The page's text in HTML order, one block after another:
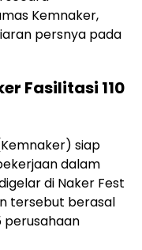
Kemnaker,
persnya pada
Fasilitasi 110
siap
dalam
di Naker Fest
tersebut berasal
perusahaan